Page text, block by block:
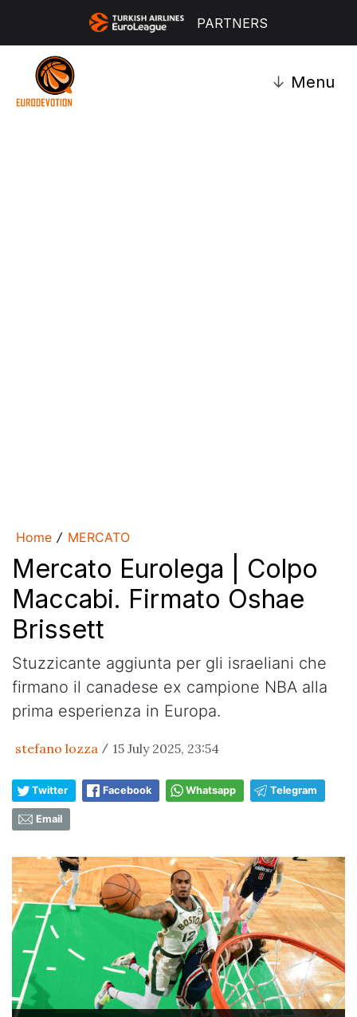
PARTNERS
↓ Menu
Home / MERCATO
Mercato Eurolega | Colpo
Maccabi. Firmato Oshae
Brissett
Stuzzicante aggiunta per gli israeliani che
firmano il canadese ex campione NBA alla
prima esperienza in Europa.
stefano lozza / 15 July 2025, 23:54
Twitter Facebook Whatsapp Telegram
Email